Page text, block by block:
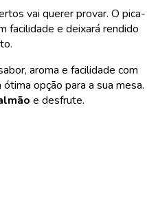
vai querer provar. O pica-
facilidade e deixará rendido
aroma e facilidade com
opção para a sua mesa.
e desfrute.